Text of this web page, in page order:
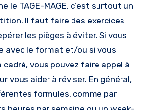
le TAGE-MAGE, c’est surtout un
Il faut faire des exercices
les pièges à éviter. Si vous
avec le format et/ou si vous
cadré, vous pouvez faire appel à
vous aider à réviser. En général,
formules, comme par